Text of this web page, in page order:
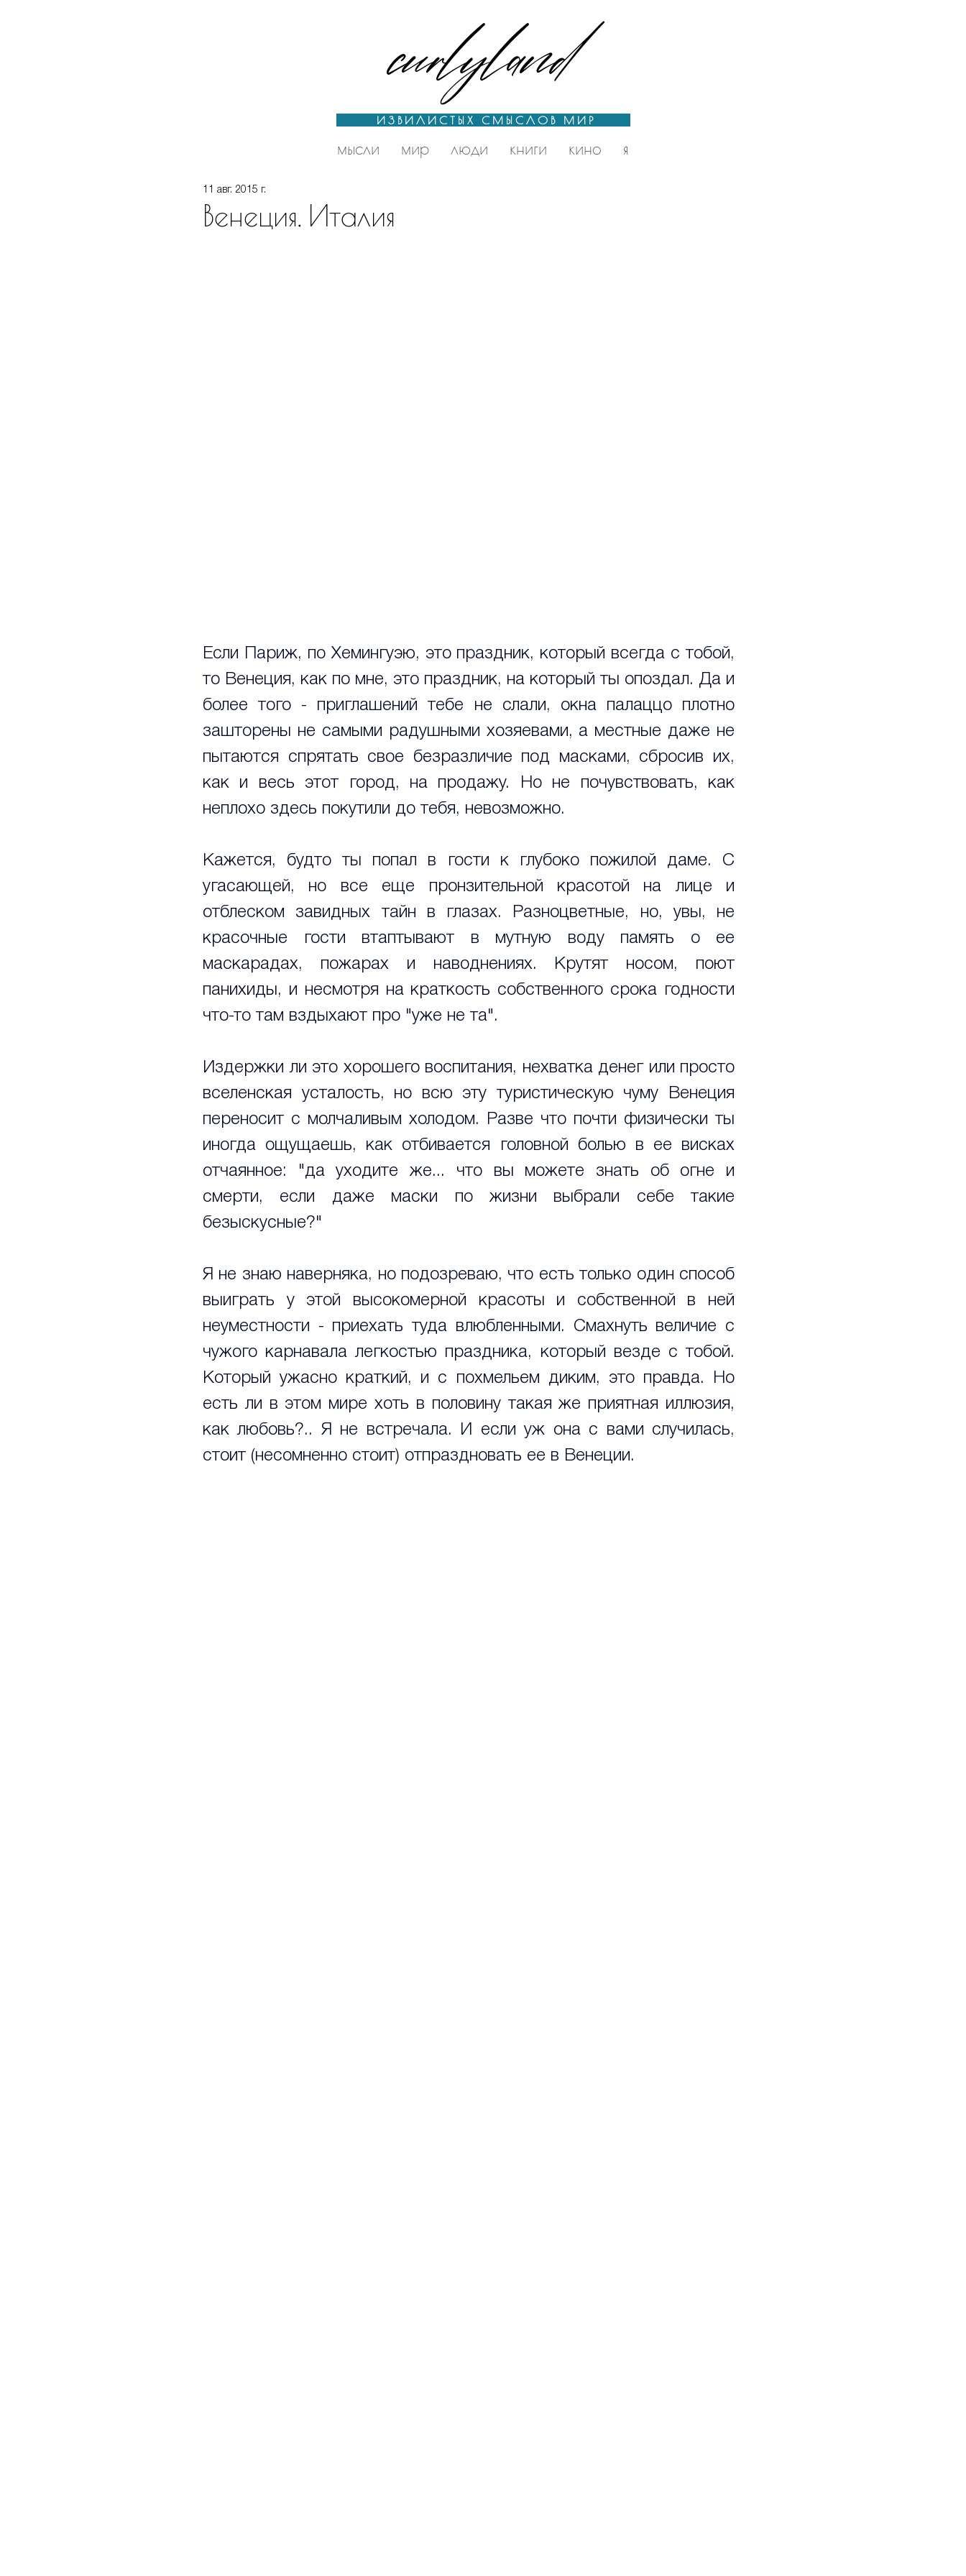
curlyland
ИЗВИЛИСТЫХ СМЫСЛОВ МИР
мысли мир люди книги кино я
Венеция. Италия
11 авг. 2015 г.
Если Париж, по Хемингуэю, это праздник, который всегда с тобой,
то Венеция, как по мне, это праздник, на который ты опоздал. Да и
более того - приглашений тебе не слали, окна палаццо плотно
зашторены не самыми радушными хозяевами, а местные даже не
пытаются спрятать свое безразличие под масками, сбросив их,
как и весь этот город, на продажу. Но не почувствовать, как
неплохо здесь покутили до тебя, невозможно.
Кажется, будто ты попал в гости к глубоко пожилой даме. С
угасающей, но все еще пронзительной красотой на лице и
отблеском завидных тайн в глазах. Разноцветные, но, увы, не
красочные гости втаптывают в мутную воду память о ее
маскарадах, пожарах и наводнениях. Крутят носом, поют
панихиды, и несмотря на краткость собственного срока годности
что-то там вздыхают про "уже не та".
Издержки ли это хорошего воспитания, нехватка денег или просто
вселенская усталость, но всю эту туристическую чуму Венеция
переносит с молчаливым холодом. Разве что почти физически ты
иногда ощущаешь, как отбивается головной болью в ее висках
отчаянное: "да уходите же... что вы можете знать об огне и
смерти, если даже маски по жизни выбрали себе такие
безыскусные?"
Я не знаю наверняка, но подозреваю, что есть только один способ
выиграть у этой высокомерной красоты и собственной в ней
неуместности - приехать туда влюбленными. Смахнуть величие с
чужого карнавала легкостью праздника, который везде с тобой.
Который ужасно краткий, и с похмельем диким, это правда. Но
есть ли в этом мире хоть в половину такая же приятная иллюзия,
как любовь?.. Я не встречала. И если уж она с вами случилась,
стоит (несомненно стоит) отпраздновать ее в Венеции.